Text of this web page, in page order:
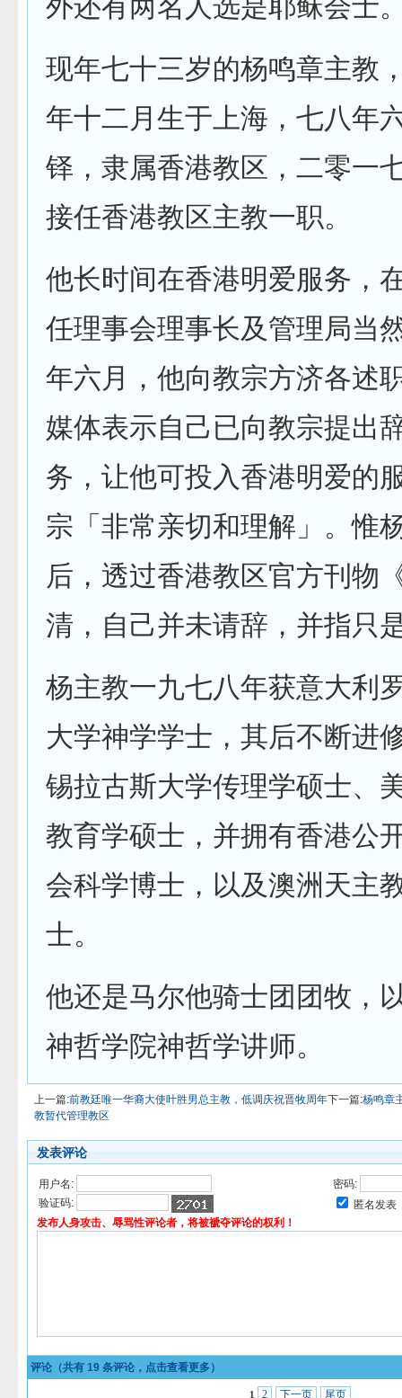
外还有两名人选是耶稣会士
现年七十三岁的杨鸣章主教
年十二月生于上海，七八年
铎，隶属香港教区，二零一
接任香港教区主教一职。
他长时间在香港明爱服务，
任理事会理事长及管理局当
年六月，他向教宗方济各述
媒体表示自己已向教宗提出
务，让他可投入香港明爱的
宗「非常亲切和理解」。惟
后，透过香港教区官方刊物
清，自己并未请辞，并指只
杨主教一九七八年获意大利
大学神学学士，其后不断进
锡拉古斯大学传理学硕士、
教育学硕士，并拥有香港公
会科学博士，以及澳洲天主
士。
他还是马尔他骑士团团牧，
神哲学院神哲学讲师。
上一篇:前教廷唯一华裔大使叶胜男总主教，低调庆祝晋牧周年下一篇:杨鸣章
教暂代管理教区
发表评论
用户名:
密码:
验证码:
匿名发表
发布人身攻击、辱骂性评论者，将被褫夺评论的权利！
评论（共有 19 条评论，点击查看更多）
1 2 下一页 尾页